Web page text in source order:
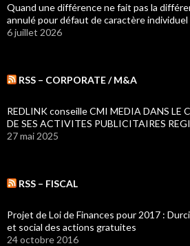
Quand une différence ne fait pas la
annulé pour défaut de caractère individuel
6 juillet 2026
RSS – CORPORATE / M&A
REDLINK conseille CMI MEDIA DANS LE
DE SES ACTIVITES PUBLICITAIRES
27 mai 2025
RSS – FISCAL
Projet de Loi de Finances pour 2017 :
et social des actions gratuites
24 octobre 2016